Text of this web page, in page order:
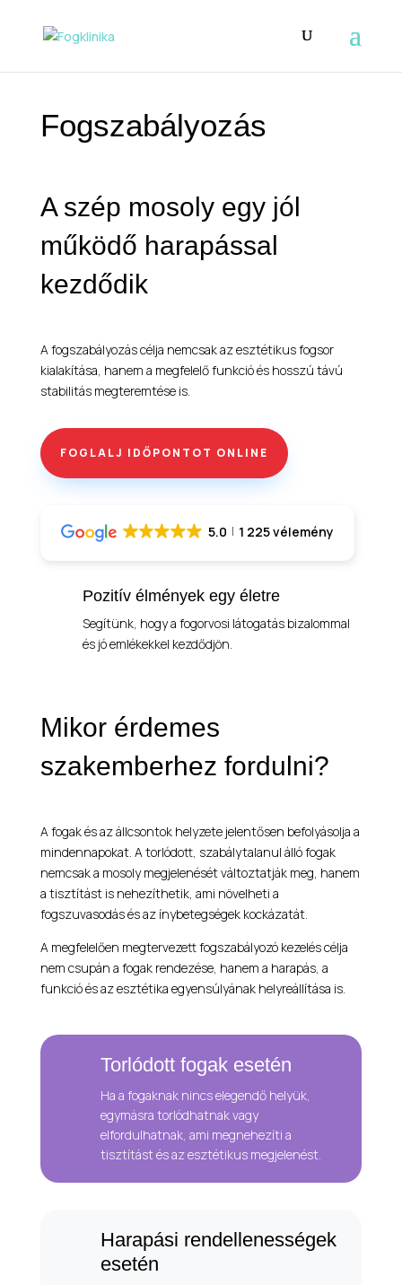
Fogszabályozás
A szép mosoly egy jól
működő harapással
kezdődik
A fogszabályozás célja nemcsak az esztétikus fogsor
kialakítása, hanem a megfelelő funkció és hosszú távú
stabilitás megteremtése is.
FOGLALJ IDŐPONTOT ONLINE
5.0 1 225 vélemény
Pozitív élmények egy életre
Segítünk, hogy a fogorvosi látogatás bizalommal
és jó emlékekkel kezdődjön.
Mikor érdemes
szakemberhez fordulni?
A fogak és az állcsontok helyzete jelentősen befolyásolja a
mindennapokat. A torlódott, szabálytalanul álló fogak
nemcsak a mosoly megjelenését változtatják meg, hanem
a tisztítást is nehezíthetik, ami növelheti a
fogszuvasodás és az ínybetegségek kockázatát.
A megfelelően megtervezett fogszabályozó kezelés célja
nem csupán a fogak rendezése, hanem a harapás, a
funkció és az esztétika egyensúlyának helyreállítása is.
Torlódott fogak esetén
Ha a fogaknak nincs elegendő helyük,
egymásra torlódhatnak vagy
elfordulhatnak, ami megnehezíti a
tisztítást és az esztétikus megjelenést.
Harapási rendellenességek
esetén